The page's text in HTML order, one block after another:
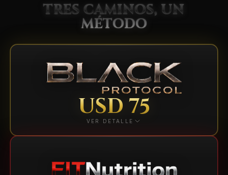
TRES CAMINOS, UN
MÉTODO
USD 75
VER DETALLE